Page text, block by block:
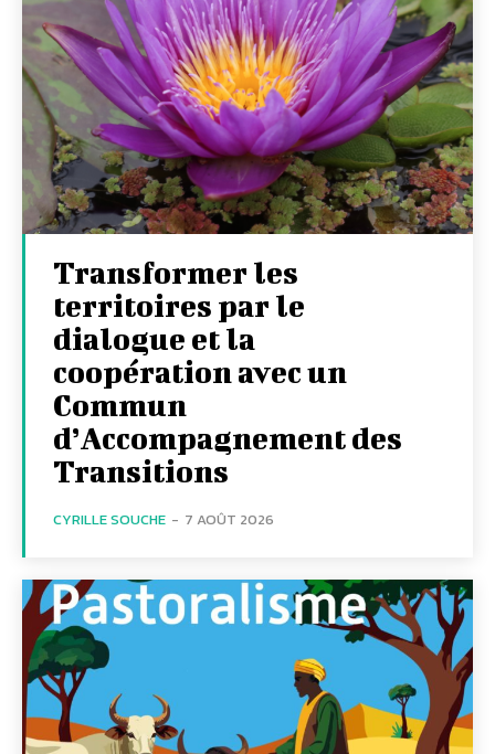
Transformer les
territoires par le
dialogue et la
coopération avec un
Commun
d’Accompagnement des
Transitions
CYRILLE SOUCHE - 7 AOÛT 2026